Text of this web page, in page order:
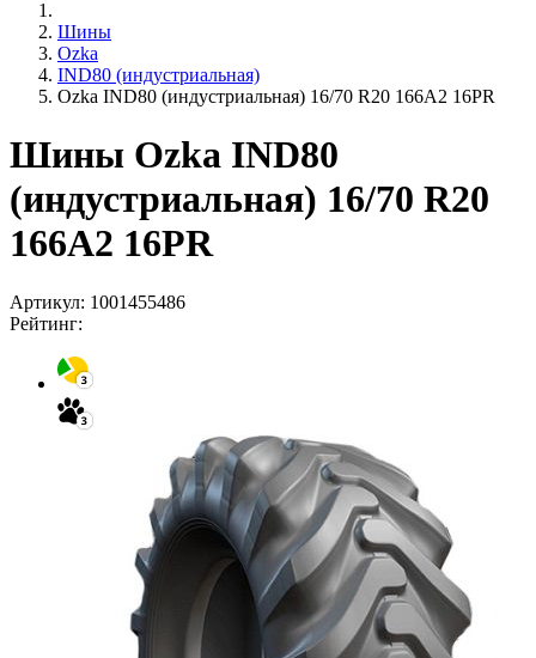
Шины
Ozka
IND80 (индустриальная)
Ozka IND80 (индустриальная) 16/70 R20 166A2 16PR
Шины Ozka IND80
(индустриальная) 16/70 R20
166A2 16PR
Артикул: 1001455486
Рейтинг: